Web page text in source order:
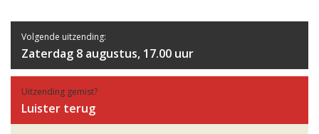
Volgende uitzending:
Zaterdag 8 augustus, 17.00 uur
Uitzending gemist?
Luister terug